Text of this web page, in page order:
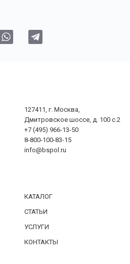
127411, г. Москва,
Дмитровское шоссе, д. 100 с.2
+7 (495) 966-13-50
8-800-100-83-15
info@bspol.ru
КАТАЛОГ
СТАТЬИ
УСЛУГИ
КОНТАКТЫ